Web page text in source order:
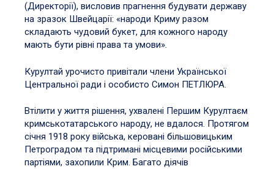
(Директорії), висловив прагнення будувати державу
на зразок Швейцарії: «народи Криму разом
складають чудовий букет, для кожного народу
мають бути рівні права та умови».
Курултай урочисто привітали члени Української
Центральної ради і особисто Симон ПЕТЛЮРА.
Втілити у життя рішення, ухвалені Першим Курултаєм
кримськотатарського народу, не вдалося. Протягом
січня 1918 року війська, керовані більшовицьким
Петроградом та підтримані місцевими російськими
партіями, захопили Крим. Багато діячів